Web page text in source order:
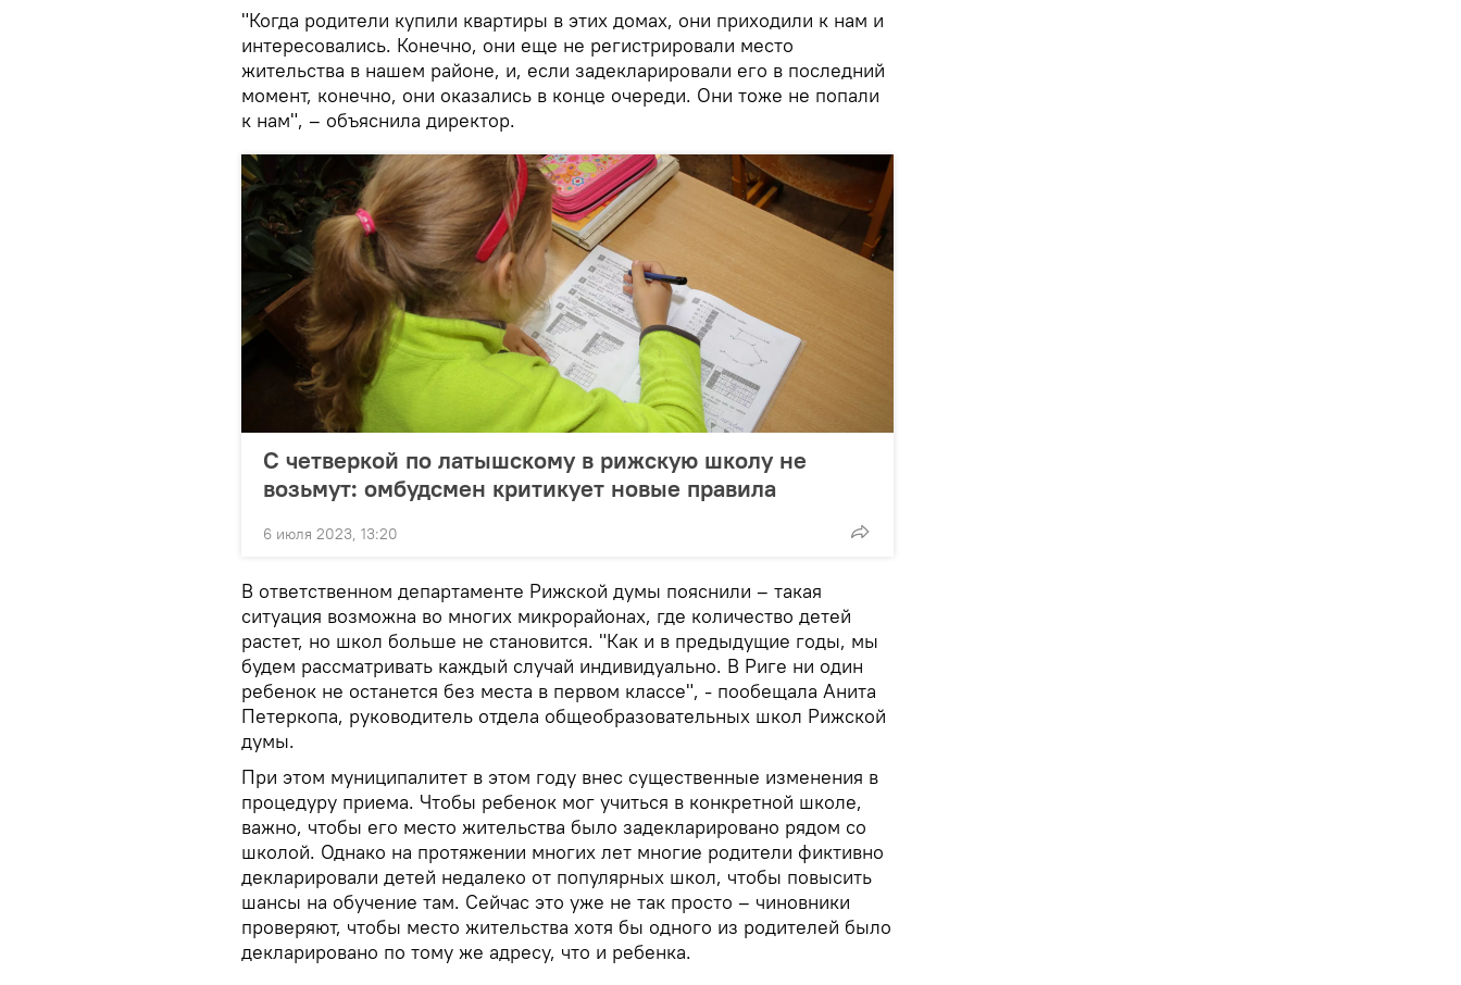
"Когда родители купили квартиры в этих домах, они приходили к нам и
интересовались. Конечно, они еще не регистрировали место
жительства в нашем районе, и, если задекларировали его в последний
момент, конечно, они оказались в конце очереди. Они тоже не попали
к нам", – объяснила директор.
С четверкой по латышскому в рижскую школу не
возьмут: омбудсмен критикует новые правила
6 июля 2023, 13:20
В ответственном департаменте Рижской думы пояснили – такая
ситуация возможна во многих микрорайонах, где количество детей
растет, но школ больше не становится. "Как и в предыдущие годы, мы
будем рассматривать каждый случай индивидуально. В Риге ни один
ребенок не останется без места в первом классе", - пообещала Анита
Петеркопа, руководитель отдела общеобразовательных школ Рижской
думы.
При этом муниципалитет в этом году внес существенные изменения в
процедуру приема. Чтобы ребенок мог учиться в конкретной школе,
важно, чтобы его место жительства было задекларировано рядом со
школой. Однако на протяжении многих лет многие родители фиктивно
декларировали детей недалеко от популярных школ, чтобы повысить
шансы на обучение там. Сейчас это уже не так просто – чиновники
проверяют, чтобы место жительства хотя бы одного из родителей было
декларировано по тому же адресу, что и ребенка.